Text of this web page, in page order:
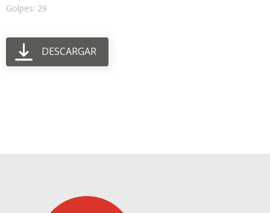
Golpes: 29
DESCARGAR